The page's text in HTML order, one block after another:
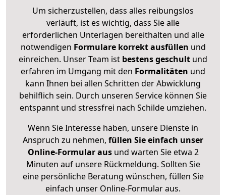
Um sicherzustellen, dass alles reibungslos
verläuft, ist es wichtig, dass Sie alle
erforderlichen Unterlagen bereithalten und alle
notwendigen Formulare korrekt ausfüllen und
einreichen. Unser Team ist bestens geschult und
erfahren im Umgang mit den Formalitäten und
kann Ihnen bei allen Schritten der Abwicklung
behilflich sein. Durch unseren Service können Sie
entspannt und stressfrei nach Schilde umziehen.
Wenn Sie Interesse haben, unsere Dienste in
Anspruch zu nehmen, füllen Sie einfach unser
Online-Formular ausund warten Sie etwa 2
Minuten auf unsere Rückmeldung. Sollten Sie
eine persönliche Beratung wünschen, füllen Sie
einfach unser Online-Formular aus.